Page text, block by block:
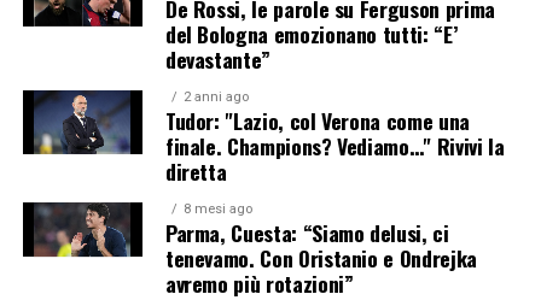
De Rossi, le parole su Ferguson prima
del Bologna emozionano tutti: “E’
devastante”
2 anni ago
Tudor: "Lazio, col Verona come una
finale. Champions? Vediamo…" Rivivi la
diretta
8 mesi ago
Parma, Cuesta: “Siamo delusi, ci
tenevamo. Con Oristanio e Ondrejka
avremo più rotazioni”